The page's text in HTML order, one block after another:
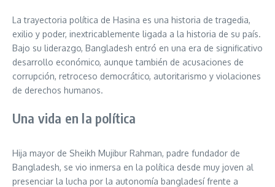
La trayectoria política de Hasina es una historia de tragedia,
exilio y poder, inextricablemente ligada a la historia de su país.
Bajo su liderazgo, Bangladesh entró en una era de significativo
desarrollo económico, aunque también de acusaciones de
corrupción, retroceso democrático, autoritarismo y violaciones
de derechos humanos.
Una vida en la política
Hija mayor de Sheikh Mujibur Rahman, padre fundador de
Bangladesh, se vio inmersa en la política desde muy joven al
presenciar la lucha por la autonomía bangladesí frente a